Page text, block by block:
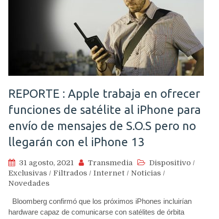
REPORTE : Apple trabaja en ofrecer
funciones de satélite al iPhone para
envío de mensajes de S.O.S pero no
llegarán con el iPhone 13
31 agosto, 2021 Transmedia Dispositivo /
Exclusivas / Filtrados / Internet / Noticias /
Novedades
Bloomberg confirmó que los próximos iPhones incluirían
hardware capaz de comunicarse con satélites de órbita